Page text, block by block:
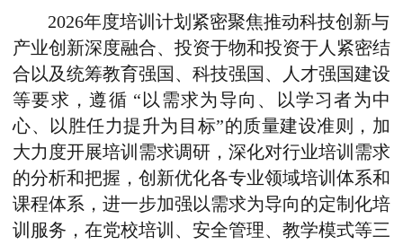
2026年度培训计划紧密聚焦推动科技创新与
产业创新深度融合、投资于物和投资于人紧密结
合以及统筹教育强国、科技强国、人才强国建设
等要求，遵循 “以需求为导向、以学习者为中
心、以胜任力提升为目标”的质量建设准则，加
大力度开展培训需求调研，深化对行业培训需求
的分析和把握，创新优化各专业领域培训体系和
课程体系，进一步加强以需求为导向的定制化培
训服务，在党校培训、安全管理、教学模式等三